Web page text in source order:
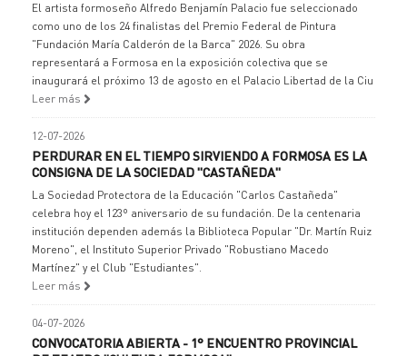
El artista formoseño Alfredo Benjamín Palacio fue seleccionado
como uno de los 24 finalistas del Premio Federal de Pintura
"Fundación María Calderón de la Barca" 2026. Su obra
representará a Formosa en la exposición colectiva que se
inaugurará el próximo 13 de agosto en el Palacio Libertad de la Ciu
Leer más
12-07-2026
PERDURAR EN EL TIEMPO SIRVIENDO A FORMOSA ES LA
CONSIGNA DE LA SOCIEDAD "CASTAÑEDA"
La Sociedad Protectora de la Educación "Carlos Castañeda"
celebra hoy el 123º aniversario de su fundación. De la centenaria
institución dependen además la Biblioteca Popular "Dr. Martín Ruiz
Moreno", el Instituto Superior Privado "Robustiano Macedo
Martínez" y el Club "Estudiantes".
Leer más
04-07-2026
CONVOCATORIA ABIERTA - 1° ENCUENTRO PROVINCIAL